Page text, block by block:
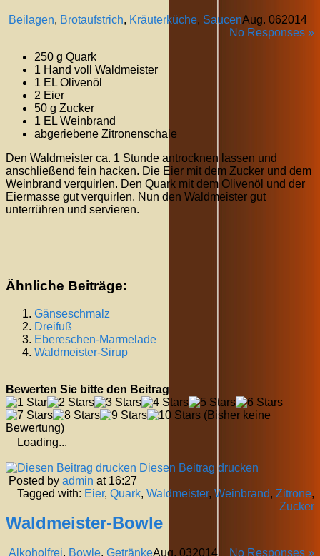
Beilagen, Brotaufstrich, Kräuterküche, Saucen
No Responses »
Aug. 062014
250 g Quark
1 Hand voll Waldmeister
1 EL Olivenöl
2 Eier
50 g Zucker
1 EL Weinbrand
abgeriebene Zitronenschale
Den Waldmeister ca. 1 Stunde antrocknen lassen und
anschließend fein hacken. Die Eier mit dem Zucker und dem
Weinbrand verquirlen. Den Quark mit dem Olivenöl und der
Eiermasse gut verquirlen. Nun den Waldmeister gut
unterrühren und servieren.
Ähnliche Beiträge:
Gänseschmalz
Dreifuß
Ebereschen-Marmelade
Waldmeister-Sirup
Bewerten Sie bitte den Beitrag
(Bisher keine
Bewertung)
Loading...
Diesen Beitrag drucken
Posted by admin at 16:27
Tagged with: Eier, Quark, Waldmeister, Weinbrand, Zitrone,
Zucker
Waldmeister-Bowle
Alkoholfrei, Bowle, Getränke No Responses »
Aug. 032014